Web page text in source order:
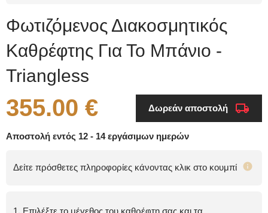
Φωτιζόμενος Διακοσμητικός
Καθρέφτης Για Το Μπάνιο -
Triangless
355.00 € Δωρεάν αποστολή
Αποστολή εντός 12 - 14 εργάσιμων ημερών
Δείτε πρόσθετες πληροφορίες κάνοντας κλικ στο κουμπί
1. Επιλέξτε το μέγεθος του καθρέφτη σας και τα